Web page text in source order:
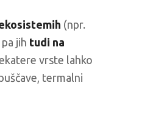
(npr.
jih tudi na
vrste lahko
termalni